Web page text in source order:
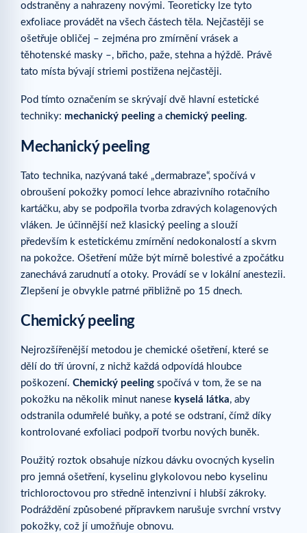
odstraněny a nahrazeny novými. Teoreticky lze tyto
exfoliace provádět na všech částech těla. Nejčastěji se
ošetřuje obličej – zejména pro zmírnění vrásek a
těhotenské masky –, břicho, paže, stehna a hýždě. Právě
tato místa bývají striemi postižena nejčastěji.
Pod tímto označením se skrývají dvě hlavní estetické
techniky: mechanický peeling a chemický peeling.
Mechanický peeling
Tato technika, nazývaná také „dermabraze“, spočívá v
obroušení pokožky pomocí lehce abrazivního rotačního
kartáčku, aby se podpořila tvorba zdravých kolagenových
vláken. Je účinnější než klasický peeling a slouží
především k estetickému zmírnění nedokonalostí a skvrn
na pokožce. Ošetření může být mírně bolestivé a zpočátku
zanechává zarudnutí a otoky. Provádí se v lokální anestezii.
Zlepšení je obvykle patrné přibližně po 15 dnech.
Chemický peeling
Nejrozšířenější metodou je chemické ošetření, které se
dělí do tří úrovní, z nichž každá odpovídá hloubce
poškození. Chemický peeling spočívá v tom, že se na
pokožku na několik minut nanese kyselá látka, aby
odstranila odumřelé buňky, a poté se odstraní, čímž díky
kontrolované exfoliaci podpoří tvorbu nových buněk.
Použitý roztok obsahuje nízkou dávku ovocných kyselin
pro jemná ošetření, kyselinu glykolovou nebo kyselinu
trichloroctovou pro středně intenzivní i hlubší zákroky.
Podráždění způsobené přípravkem narušuje svrchní vrstvy
pokožky, což jí umožňuje obnovu.